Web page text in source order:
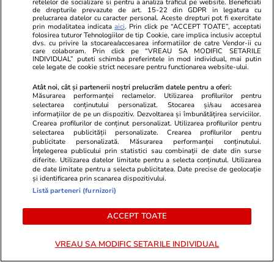
PARTENERI
Libertateapentrufemei.ro
Fiica lui Dragoș Bucur, în lacrimi!
Ce a putut păți Sofia, în drum spre
Electric Castle. Grea situație
pentru o fată de 19 ani! Tatăl ei i-
care a stârnit un val de reacții
Avantaje.ro
noastră
lui Mungiu,
până când
retelelor de socializare si pentru a analiza traficul pe website. Beneficiati
de drepturile prevazute de art. 15-22 din GDPR in legatura cu
prelucrarea datelor cu caracter personal. Aceste drepturi pot fi exercitate
prin modalitatea indicataaici. Prin click pe “ACCEPT TOATE”, acceptati
folosirea tuturor Tehnologiilor de tip Cookie, care implica inclusiv acceptul
dvs. cu privire la stocarea/accesarea informatiilor de catre Vendor-ii cu
care colaboram. Prin click pe “VREAU SA MODIFIC SETARILE
INDIVIDUAL” puteti schimba preferintele in mod individual, mai putin
cele legate de cookie strict necesare pentru functionarea website-ului.
Atât noi, cât și partenerii noștri prelucrăm datele pentru a oferi:
Măsurarea performanței reclamelor. Utilizarea profilurilor pentru
selectarea conținutului personalizat. Stocarea și/sau accesarea
informațiilor de pe un dispozitiv. Dezvoltarea și îmbunătățirea serviciilor.
Crearea profilurilor de conținut personalizat. Utilizarea profilurilor pentru
selectarea publicității personalizate. Crearea profilurilor pentru
publicitate personalizată. Măsurarea performanței conținutului.
Înțelegerea publicului prin statistici sau combinații de date din surse
diferite. Utilizarea datelor limitate pentru a selecta conținutul. Utilizarea
de date limitate pentru a selecta publicitatea. Date precise de geolocație
și identificarea prin scanarea dispozitivului.
Listă parteneri (furnizori)
ACCEPT TOATE
VREAU SA MODIFIC SETARILE INDIVIDUAL